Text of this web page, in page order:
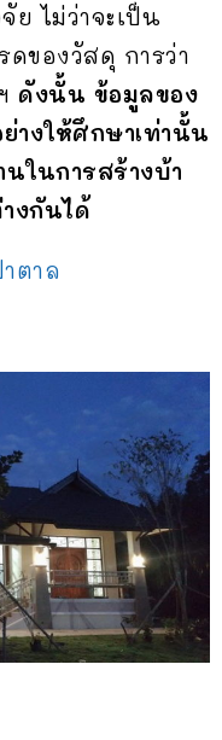
ไม่ว่าจะเป็น
ของวัสดุ การว่า
ดังนั้น ข้อมูลของ
างให้ศึกษาเท่านั้น
นในการสร้างบ้า
งกันได้
ตาล